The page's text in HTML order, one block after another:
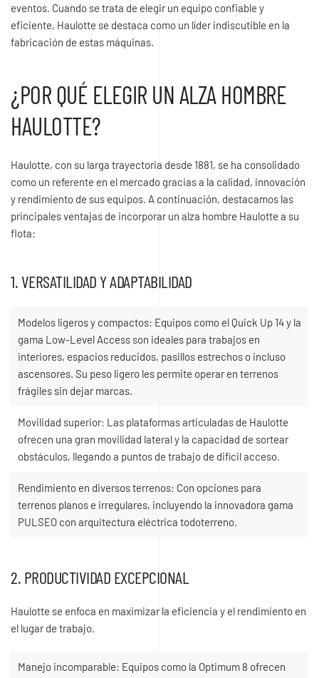
eventos. Cuando se trata de elegir un equipo confiable y
eficiente, Haulotte se destaca como un líder indiscutible en la
fabricación de estas máquinas.
¿POR QUÉ ELEGIR UN ALZA HOMBRE
HAULOTTE?
Haulotte, con su larga trayectoria desde 1881, se ha consolidado
como un referente en el mercado gracias a la calidad, innovación
y rendimiento de sus equipos. A continuación, destacamos las
principales ventajas de incorporar un alza hombre Haulotte a su
flota:
1. VERSATILIDAD Y ADAPTABILIDAD
Modelos ligeros y compactos: Equipos como el Quick Up 14 y la
gama Low-Level Access son ideales para trabajos en
interiores, espacios reducidos, pasillos estrechos o incluso
ascensores. Su peso ligero les permite operar en terrenos
frágiles sin dejar marcas.
Movilidad superior: Las plataformas articuladas de Haulotte
ofrecen una gran movilidad lateral y la capacidad de sortear
obstáculos, llegando a puntos de trabajo de difícil acceso.
Rendimiento en diversos terrenos: Con opciones para
terrenos planos e irregulares, incluyendo la innovadora gama
PULSEO con arquitectura eléctrica todoterreno.
2. PRODUCTIVIDAD EXCEPCIONAL
Haulotte se enfoca en maximizar la eficiencia y el rendimiento en
el lugar de trabajo.
Manejo incomparable: Equipos como la Optimum 8 ofrecen